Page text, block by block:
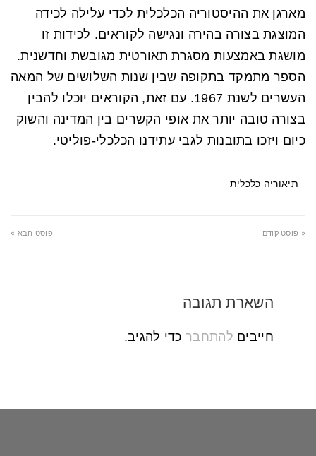
מארגן את ההיסטוריה הכלכלית לכדי עלילה לכידה
המוצגת בצורה בהירה ונגישה לקוראים. לכידות זו
מושגת באמצעות מסגרת תאורטית מגובשת וחדשנית.
הספר מתמקד בתקופה שבין שנות השלושים של המאה
העשרים לשנת 1967. עם זאת, הקוראים יוכלו להבין
בצורה טובה יותר את אופי הקשרים בין המדינה והשוק
כיום ויזכו בתובנות לגבי עתידנו הכלכלי-פוליטי.
תיאוריה כלכלית
« פוסט קודם פוסט הבא »
השארת תגובה
חייבים להתחברכדי להגיב.